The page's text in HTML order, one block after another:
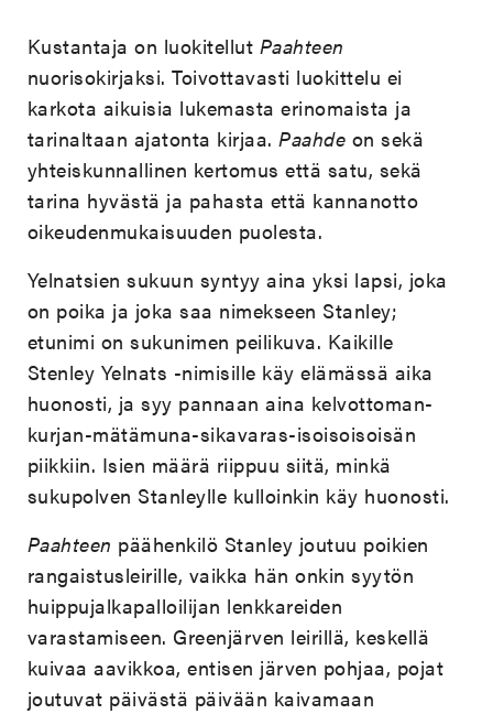
Kustantaja on luokitellut Paahteen
nuorisokirjaksi. Toivottavasti luokittelu ei
karkota aikuisia lukemasta erinomaista ja
tarinaltaan ajatonta kirjaa.Paahde on sekä
yhteiskunnallinen kertomus että satu, sekä
tarina hyvästä ja pahasta että kannanotto
oikeudenmukaisuuden puolesta.
Yelnatsien sukuun syntyy aina yksi lapsi, joka
on poika ja joka saa nimekseen Stanley;
etunimi on sukunimen peilikuva. Kaikille
Stenley Yelnats -nimisille käy elämässä aika
huonosti, ja syy pannaan aina kelvottoman-
kurjan-mätämuna-sikavaras-isoisoisoisän
piikkiin. Isien määrä riippuu siitä, minkä
sukupolven Stanleylle kulloinkin käy huonosti.
Paahteen päähenkilö Stanley joutuu poikien
rangaistusleirille, vaikka hän onkin syytön
huippujalkapalloilijan lenkkareiden
varastamiseen. Greenjärven leirillä, keskellä
kuivaa aavikkoa, entisen järven pohjaa, pojat
joutuvat päivästä päivään kaivamaan